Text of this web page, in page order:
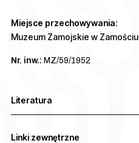
Miejsce przechowywania:
Muzeum Zamojskie w Zamościu
Nr. inw.: MZ/59/1952
Literatura
Linki zewnętrzne